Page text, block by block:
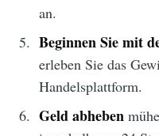
an.
Beginnen Sie mit
erleben Sie das
Handelsplattform.
Geld abheben